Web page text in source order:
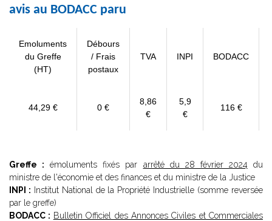
avis au BODACC paru
Emoluments
du Greffe
(HT)
Débours
/ Frais
postaux
TVA INPI BODACC
44,29 € 0 €
8,86
€
5,9
€
116 €
Greffe : émoluments fixés par arrêté du 28 février 2024 du
ministre de l'économie et des finances et du ministre de la Justice
INPI : Institut National de la Propriété Industrielle (somme reversée
par le greffe)
BODACC : Bulletin Officiel des Annonces Civiles et Commerciales